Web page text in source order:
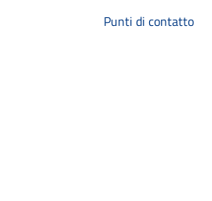
Punti di contatto